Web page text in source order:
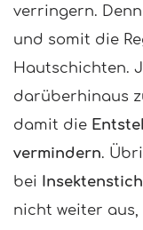
verringern.
und somit die
Hautschichten.
darüberhinaus
damit die
vermindern.
bei
nicht weiter